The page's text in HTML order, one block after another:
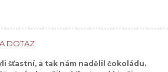
DOTAZ
šťastní, a tak nám nadělil čokoládu.